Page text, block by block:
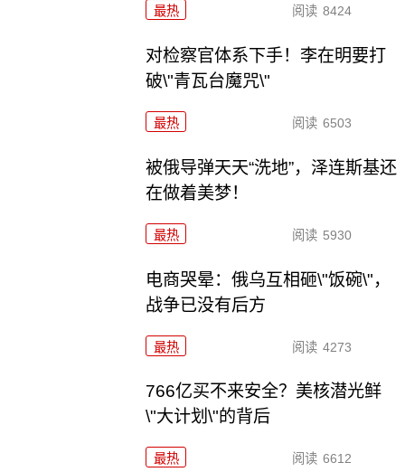
最热 阅读 8424
对检察官体系下手！李在明要打
破\"青瓦台魔咒\"
最热 阅读 6503
被俄导弹天天“洗地”，泽连斯基还
在做着美梦！
最热 阅读 5930
电商哭晕：俄乌互相砸\"饭碗\"，
战争已没有后方
最热 阅读 4273
766亿买不来安全？美核潜光鲜
\"大计划\"的背后
最热 阅读 6612